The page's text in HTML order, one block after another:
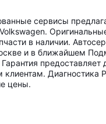
сервисы
в наличии.
и в ближайшем
предоставляет
клиентам. Диагностика
цены.